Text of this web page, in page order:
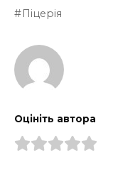
Піцерія
Оцініть автора